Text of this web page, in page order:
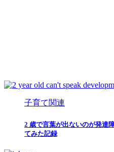
子育て関連
2 歳で言葉が出ないのが発達
てみた記録